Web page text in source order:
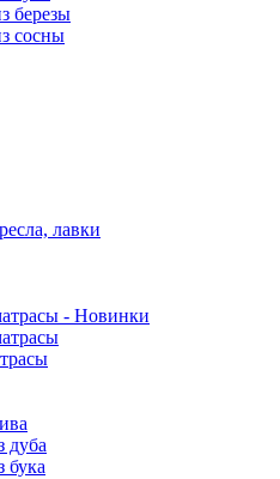
березы
сосны
лавки
- Новинки
дуба
бука